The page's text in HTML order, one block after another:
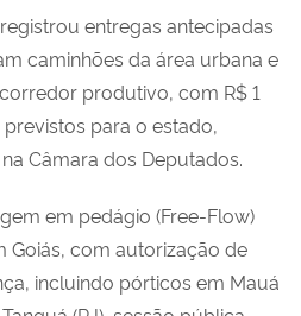
entregas antecipadas
caminhões da área urbana e
produtivo, com R$ 1
para o estado,
Câmara dos Deputados.
em pedágio (Free-Flow)
Goiás, com autorização de
incluindo pórticos em Mauá